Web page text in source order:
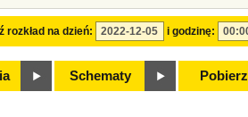
rozkład na dzień: i godzinę:
Schematy Pobierz